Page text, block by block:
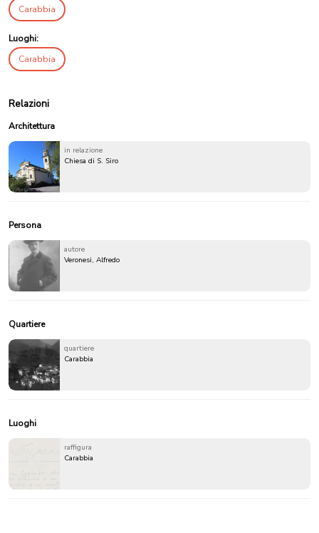
Carabbia
Luoghi:
Carabbia
Relazioni
Architettura
in relazione
Chiesa di S. Siro
Persona
autore
Veronesi, Alfredo
Quartiere
quartiere
Carabbia
Luoghi
raffigura
Carabbia